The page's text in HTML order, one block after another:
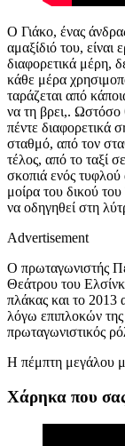
Ο Γιάκο, ένας
αμαξίδιό του, είναι
διαφορετικά μέρη,
κάθε μέρα
ταράζεται από
να τη βρει,. Ωστόσο
πέντε διαφορετικά
σταθμό, από τον
τέλος, από το ταξί
σκοπιά ενός
μοίρα του δικού
να οδηγηθεί στη
Advertisement
Ο πρωταγωνιστής
Θεάτρου του
πλάκας και το 2013
λόγω επιπλοκών
πρωταγωνιστικός
Η πέμπτη μεγάλου
Χάρηκα που